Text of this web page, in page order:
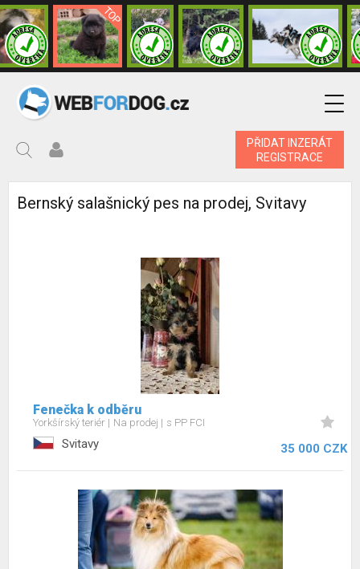
PŘIDAT INZERÁT
REGISTRACE
Bernský salašnický pes na prodej, Svitavy
Fenečka k odběru
Yorkšírský teriér Na prodej s PP FCI
Svitavy 35 000 CZK